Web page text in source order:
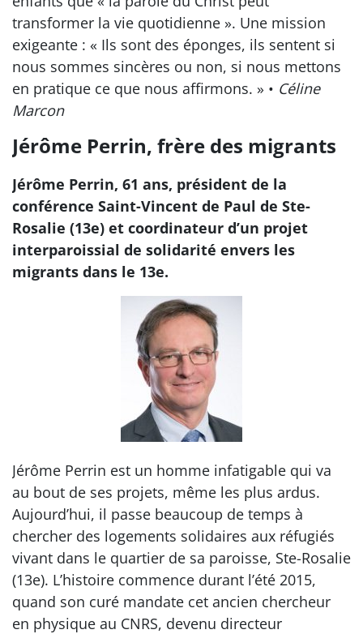
transformer la vie quotidienne ». Une mission
exigeante : « Ils sont des éponges, ils sentent si
nous sommes sincères ou non, si nous mettons
en pratique ce que nous affirmons. » • Céline
Marcon
Jérôme Perrin, frère des migrants
Jérôme Perrin, 61 ans, président de la
conférence Saint-Vincent de Paul de Ste-
Rosalie (13e) et coordinateur d’un projet
interparoissial de solidarité envers les
migrants dans le 13e.
Jérôme Perrin est un homme infatigable qui va
au bout de ses projets, même les plus ardus.
Aujourd’hui, il passe beaucoup de temps à
chercher des logements solidaires aux réfugiés
vivant dans le quartier de sa paroisse, Ste-Rosalie
(13e). L’histoire commence durant l’été 2015,
quand son curé mandate cet ancien chercheur
en physique au CNRS, devenu directeur